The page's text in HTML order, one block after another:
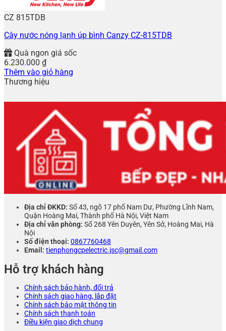
CZ 815TDB
Cây nước nóng lạnh úp bình Canzy CZ-815TDB
Quà ngon giá sốc
6.230.000 ₫
Thêm vào giỏ hàng
Thương hiệu
Địa chỉ ĐKKD: Số 43, ngõ 17 phố Nam Dư, Phường Lĩnh Nam,
Quận Hoàng Mai, Thành phố Hà Nội, Việt Nam
Địa chỉ văn phòng: Số 268 Yên Duyên, Yên Sở, Hoàng Mai, Hà
Nội
Số điện thoại: 0867760468
Email: tienphongcpelectric.jsc@gmail.com
Hỗ trợ khách hàng
Chính sách bảo hành, đổi trả
Chính sách giao hàng, lắp đặt
Chính sách bảo mật thông tin
Chính sách thanh toán
Điều kiện giao dịch chung